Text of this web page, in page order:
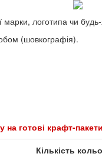
логотипа чи
(шовкографія).
на готові крафт-
Кількість